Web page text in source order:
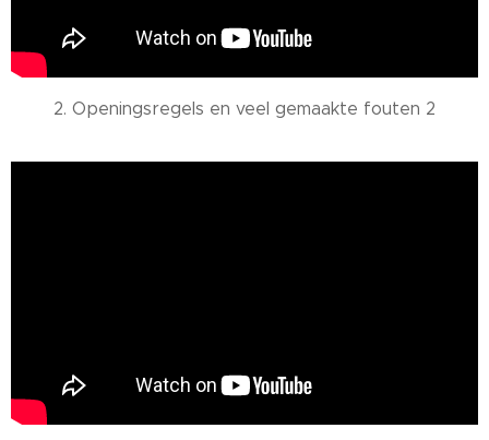
2. Openingsregels en veel gemaakte fouten 2